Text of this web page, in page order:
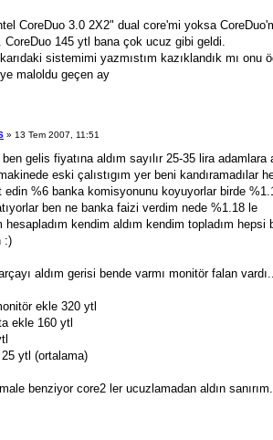
CoreDuo 3.0 2X2" dual core'mi yoksa
CoreDuo 145 ytl bana çok ucuz gibi geldi.
sistemimi yazmıstım kazıklandık mı onu
maloldu geçen ay
» 13 Tem 2007, 11:51
gelis fiyatına aldım sayılır 25-35 lira adamlara
eski çalıstıgım yer beni kandıramadılar
edin %6 banka komisyonunu koyuyorlar birde
ben ne banka faizi verdim nede %1.18 le
hesapladım kendim aldım kendim topladım hepsi
:)
aldım gerisi bende varmı monitör falan
ekle 320 ytl
ekle 160 ytl
ytl (ortalama)
benziyor core2 ler ucuzlamadan aldın